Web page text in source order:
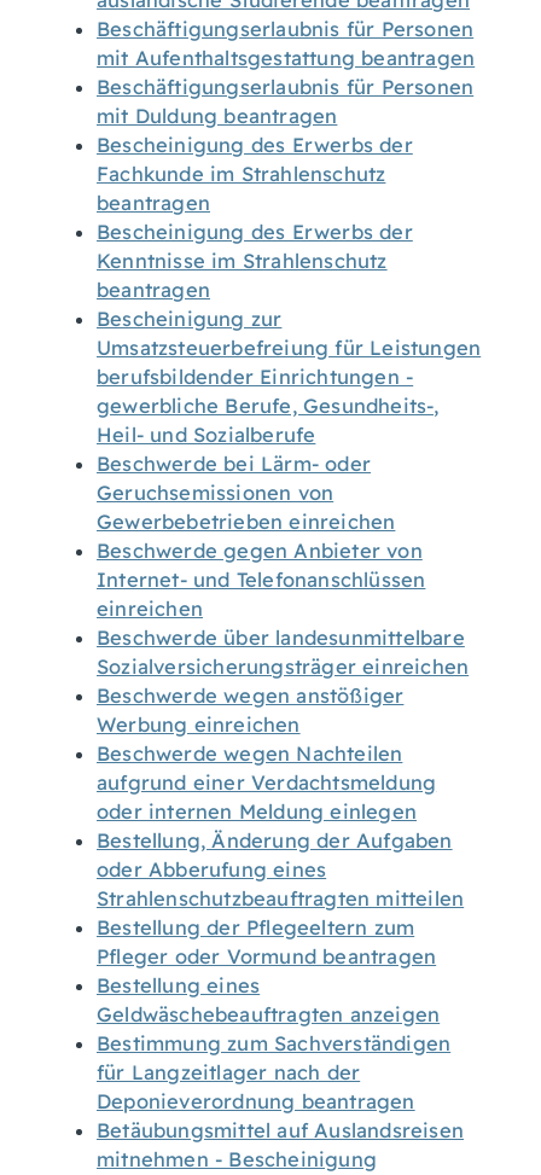
Beschäftigungserlaubnis für Personen
mit Aufenthaltsgestattung beantragen
Beschäftigungserlaubnis für Personen
mit Duldung beantragen
Bescheinigung des Erwerbs der
Fachkunde im Strahlenschutz
beantragen
Bescheinigung des Erwerbs der
Kenntnisse im Strahlenschutz
beantragen
Bescheinigung zur
Umsatzsteuerbefreiung für Leistungen
berufsbildender Einrichtungen -
gewerbliche Berufe, Gesundheits-,
Heil- und Sozialberufe
Beschwerde bei Lärm- oder
Geruchsemissionen von
Gewerbebetrieben einreichen
Beschwerde gegen Anbieter von
Internet- und Telefonanschlüssen
einreichen
Beschwerde über landesunmittelbare
Sozialversicherungsträger einreichen
Beschwerde wegen anstößiger
Werbung einreichen
Beschwerde wegen Nachteilen
aufgrund einer Verdachtsmeldung
oder internen Meldung einlegen
Bestellung, Änderung der Aufgaben
oder Abberufung eines
Strahlenschutzbeauftragten mitteilen
Bestellung der Pflegeeltern zum
Pfleger oder Vormund beantragen
Bestellung eines
Geldwäschebeauftragten anzeigen
Bestimmung zum Sachverständigen
für Langzeitlager nach der
Deponieverordnung beantragen
Betäubungsmittel auf Auslandsreisen
mitnehmen - Bescheinigung